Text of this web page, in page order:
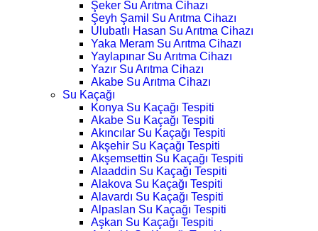
Şeker Su Arıtma Cihazı
Şeyh Şamil Su Arıtma Cihazı
Ulubatlı Hasan Su Arıtma Cihazı
Yaka Meram Su Arıtma Cihazı
Yaylapınar Su Arıtma Cihazı
Yazır Su Arıtma Cihazı
Akabe Su Arıtma Cihazı
Su Kaçağı
Konya Su Kaçağı Tespiti
Akabe Su Kaçağı Tespiti
Akıncılar Su Kaçağı Tespiti
Akşehir Su Kaçağı Tespiti
Akşemsettin Su Kaçağı Tespiti
Alaaddin Su Kaçağı Tespiti
Alakova Su Kaçağı Tespiti
Alavardı Su Kaçağı Tespiti
Alpaslan Su Kaçağı Tespiti
Aşkan Su Kaçağı Tespiti